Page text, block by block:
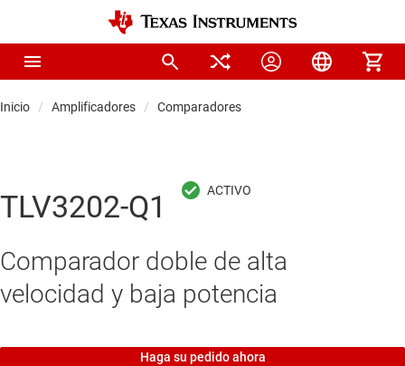
Inicio Amplificadores Comparadores
TLV3202-Q1
Comparador doble de alta
velocidad y baja potencia
Haga su pedido ahora